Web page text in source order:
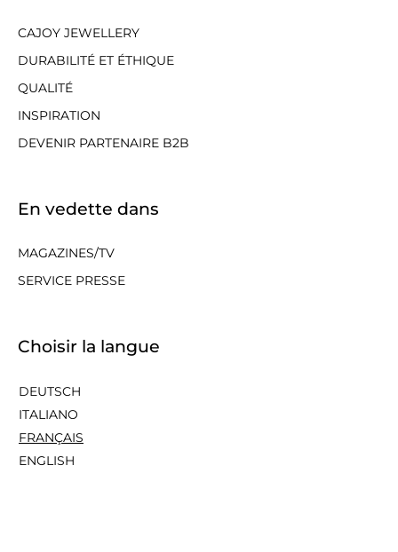
CAJOY JEWELLERY
DURABILITÉ ET ÉTHIQUE
QUALITÉ
INSPIRATION
DEVENIR PARTENAIRE B2B
En vedette dans
MAGAZINES/TV
SERVICE PRESSE
Choisir la langue
DEUTSCH
ITALIANO
FRANÇAIS
ENGLISH